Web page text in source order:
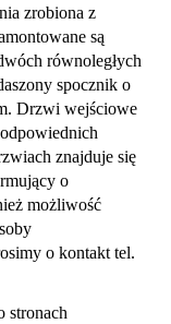
zrobiona z
są
równoległych
spocznik o
Drzwi wejściowe
znajduje się
o
możliwość
o kontakt tel.
stronach